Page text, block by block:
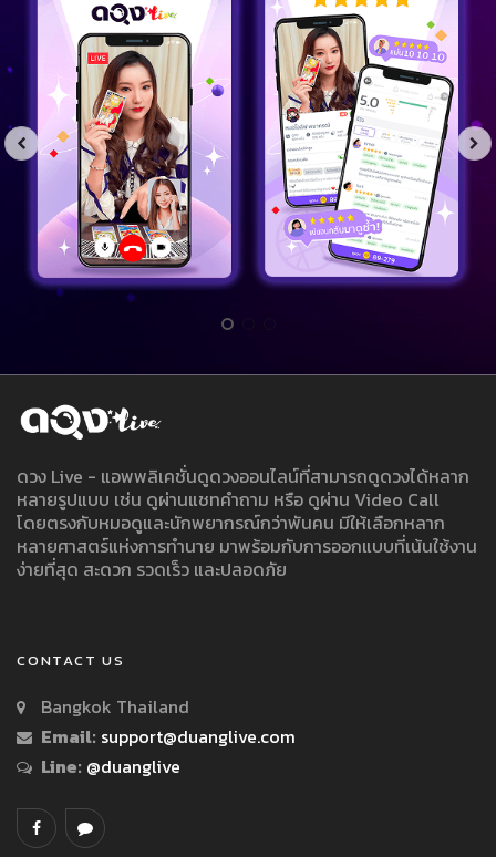
ดวง Live - แอพพลิเคชั่นดูดวงออนไลน์ที่สามารถดูดวงได้หลาก
หลายรูปแบบ เช่น ดูผ่านแชทคำถาม หรือ ดูผ่าน Video Call
โดยตรงกับหมอดูและนักพยากรณ์กว่าพันคน มีให้เลือกหลาก
หลายศาสตร์แห่งการทำนาย มาพร้อมกับการออกแบบที่เน้นใช้งาน
ง่ายที่สุด สะดวก รวดเร็ว และปลอดภัย
CONTACT US
Bangkok Thailand
Email: support@duanglive.com
Line: @duanglive